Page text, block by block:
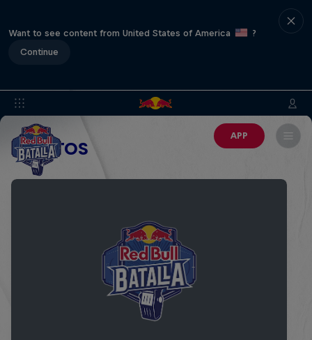
Want to see content from United States of America
?
Continue
APP
EVENTOS